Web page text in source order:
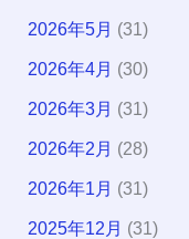
2026年5月 (31)
2026年4月 (30)
2026年3月 (31)
2026年2月 (28)
2026年1月 (31)
2025年12月 (31)